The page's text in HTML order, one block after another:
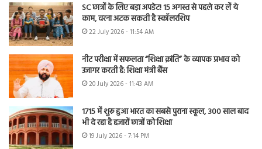
SC छात्रों के लिए बड़ा अपडेट! 15 अगस्त से पहले कर लें ये
काम, वरना अटक सकती है स्कॉलरशिप
22 July 2026 - 11:54 AM
नीट परीक्षा में सफलता “शिक्षा क्रांति” के व्यापक प्रभाव को
उजागर करती है: शिक्षा मंत्री बैंस
20 July 2026 - 11:43 AM
1715 में शुरू हुआ भारत का सबसे पुराना स्कूल, 300 साल बाद
भी दे रहा है हजारों छात्रों को शिक्षा
19 July 2026 - 7:14 PM